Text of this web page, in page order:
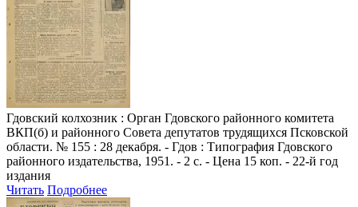
Гдовский колхозник : Орган Гдовского районного комитета
ВКП(б) и районного Совета депутатов трудящихся Псковской
области. № 155 : 28 декабря. - Гдов : Типография Гдовского
районного издательства, 1951. - 2 с. - Цена 15 коп. - 22-й год
издания
Читать Подробнее